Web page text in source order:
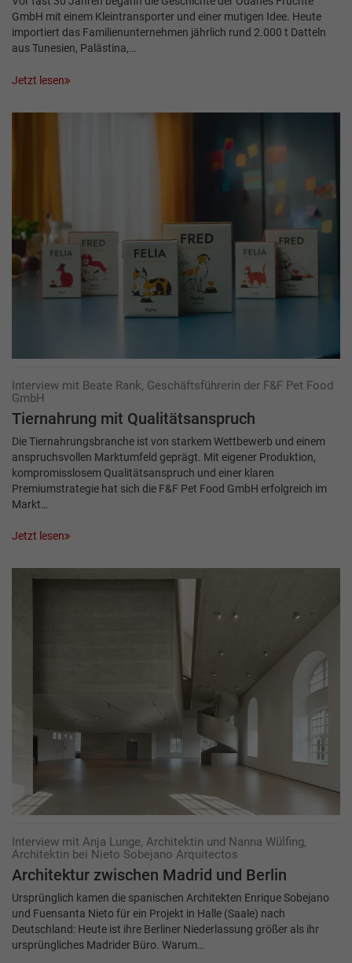
GmbH mit einem Kleintransporter und einer mutigen Idee. Heute
importiert das Familienunternehmen jährlich rund 2.000 t Datteln
aus Tunesien, Palästina,…
Jetzt lesen
Interview mit Beate Rank, Geschäftsführerin der F&F Pet Food
GmbH
Tiernahrung mit Qualitätsanspruch
Die Tiernahrungsbranche ist von starkem Wettbewerb und einem
anspruchsvollen Markt­umfeld geprägt. Mit eigener Produktion,
kompromisslosem Qualitätsanspruch und einer klaren
Premiumstrategie hat sich die F&F Pet Food GmbH erfolgreich im
Markt…
Jetzt lesen
Interview mit Anja Lunge, Architektin und Nanna Wülfing,
Architektin bei Nieto Sobejano Arquitectos
Architektur zwischen Madrid und ­Berlin
Ursprünglich kamen die spanischen Architekten Enrique Sobejano
und Fuensanta Nieto für ein Projekt in Halle (Saale) nach
Deutschland: Heute ist ihre Berliner Niederlassung größer als ihr
ursprüngliches Madrider Büro. Warum…